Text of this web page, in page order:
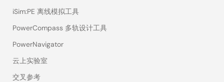
iSim:PE 离线模拟工具
PowerCompass 多轨设计工具
PowerNavigator
云上实验室
交叉参考